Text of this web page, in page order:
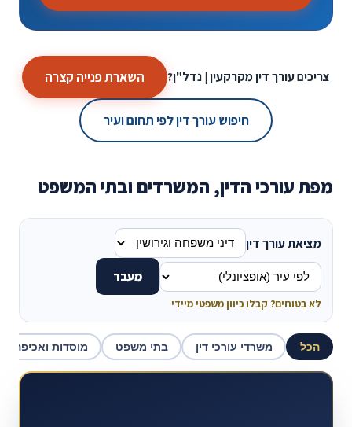
צריכים עורך דין מקרקעין | נדל"ן? השארת פנייה קצרה
חיפוש עורך דין לפי תחום ועיר
מפת עורכי הדין, המשרדים ובתי המשפט
מציאת עורך דין
מעבר
לא בטוחים? קבלו כיוון משפטי מיידי
הכל משרדי עורכי דין בתי משפט מוסדות ואכיפה